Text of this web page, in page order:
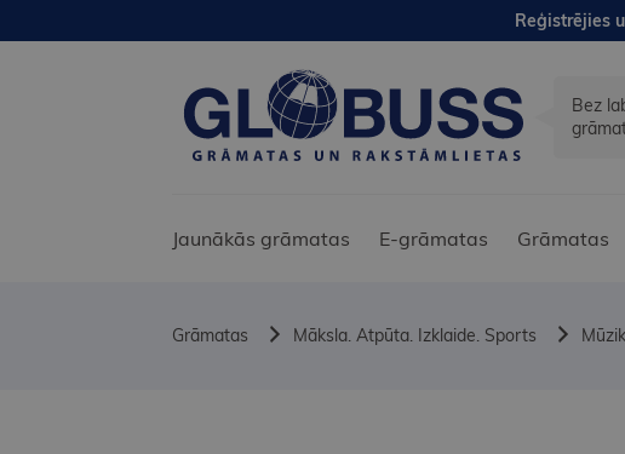
Reģistrējies
Bez
Jaunākās grāmatas E-grāmatas Grāmatas
Grāmatas Māksla. Atpūta. Izklaide. Sports